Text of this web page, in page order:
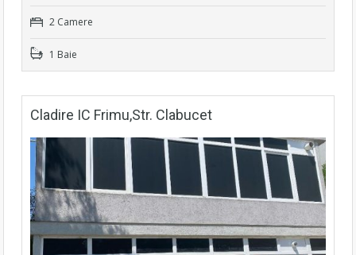
2 Camere
1 Baie
Cladire IC Frimu,Str. Clabucet